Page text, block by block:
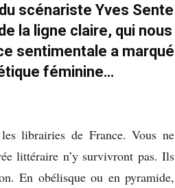
scénariste Yves Sente
la ligne claire, qui nous
sentimentale a marqué
féminine…
librairies de France. Vous ne
littéraire n’y survivront pas. Ils
En obélisque ou en pyramide,